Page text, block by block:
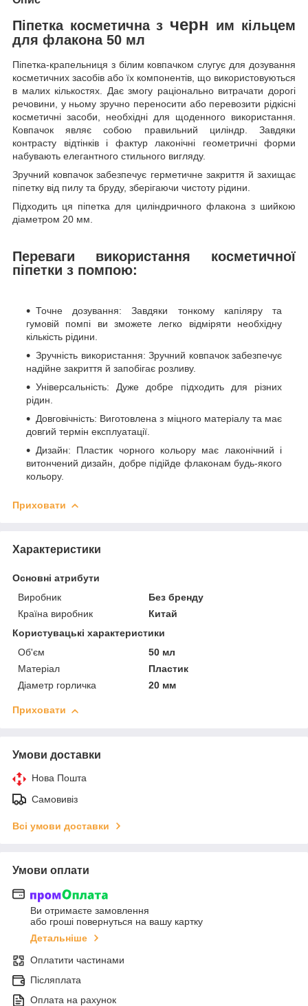
Піпетка косметична з черн им кільцем
для флакона 50 мл
Піпетка-крапельниця з білим ковпачком слугує для дозування
косметичних засобів або їх компонентів, що використовуються
в малих кількостях. Дає змогу раціонально витрачати дорогі
речовини, у ньому зручно переносити або перевозити рідкісні
косметичні засоби, необхідні для щоденного використання.
Ковпачок являє собою правильний циліндр. Завдяки
контрасту відтінків і фактур лаконічні геометричні форми
набувають елегантного стильного вигляду.
Зручний ковпачок забезпечує герметичне закриття й захищає
піпетку від пилу та бруду, зберігаючи чистоту рідини.
Підходить ця піпетка для циліндричного флакона з шийкою
діаметром 20 мм.
Переваги використання косметичної
піпетки з помпою:
Точне дозування: Завдяки тонкому капіляру та
гумовій помпі ви зможете легко відміряти необхідну
кількість рідини.
Зручність використання: Зручний ковпачок забезпечує
надійне закриття й запобігає розливу.
Універсальність: Дуже добре підходить для різних
рідин.
Довговічність: Виготовлена з міцного матеріалу та має
довгий термін експлуатації.
Дизайн: Пластик чорного кольору має лаконічний і
витончений дизайн, добре підійде флаконам будь-якого
кольору.
Приховати
Характеристики
Основні атрибути
Виробник
Без бренду
Країна виробник
Китай
Користувацькі характеристики
Об'єм
50 мл
Матеріал
Пластик
Діаметр горличка
20 мм
Приховати
Умови доставки
Нова Пошта
Самовивіз
Всі умови доставки
Умови оплати
Ви отримаєте замовлення
або гроші повернуться на вашу картку
Детальніше
Оплатити частинами
Післяплата
Оплата на рахунок